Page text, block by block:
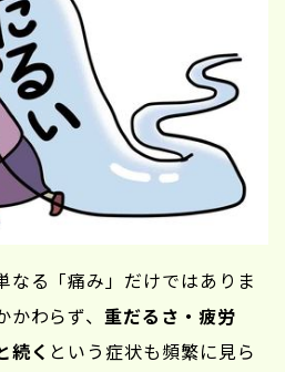
なる「痛み」だけではありま
かわらず、重だるさ・疲労
続く という症状も頻繁に見ら